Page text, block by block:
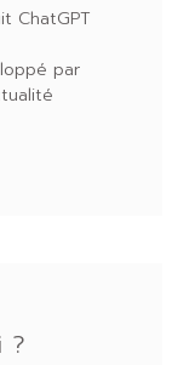
ChatGPT
par
?